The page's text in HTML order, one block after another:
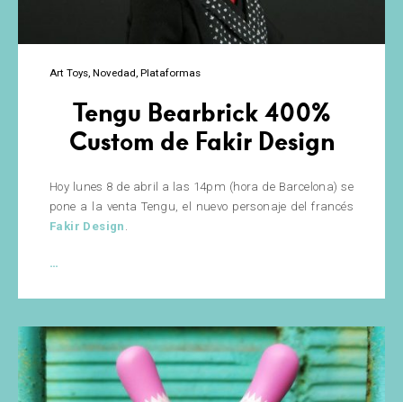
Art Toys Novedad Plataformas
Tengu Bearbrick 400%
Custom de Fakir Design
Hoy lunes 8 de abril a las 14pm (hora de Barcelona) se
pone a la venta Tengu, el nuevo personaje del francés
Fakir Design .
…
400%
Custom
de
Fakir
Design